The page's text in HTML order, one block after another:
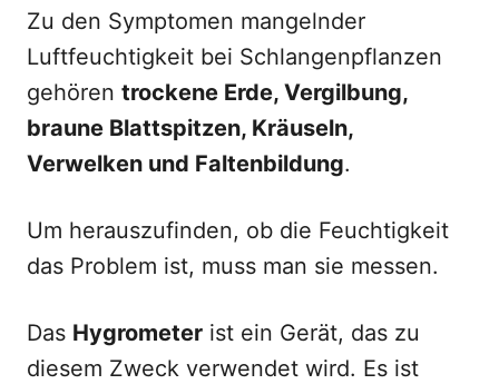
Zu den Symptomen mangelnder
Luftfeuchtigkeit bei Schlangenpflanzen
gehören trockene Erde, Vergilbung,
braune Blattspitzen, Kräuseln,
Verwelken und Faltenbildung.
Um herauszufinden, ob die Feuchtigkeit
das Problem ist, muss man sie messen.
Das Hygrometer ist ein Gerät, das zu
diesem Zweck verwendet wird. Es ist